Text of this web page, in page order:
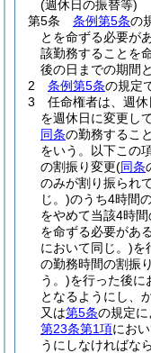
(週休日の振替等)
第5条
条例第5条の
とを命ずる必要が
該勤務することを
後の日までの期間
2
条例第5条の規定
3
任命権者は、週
を週休日に変更し
同条の勤務するこ
をいう。以下この
の割振り変更(同条
のみが割り振られ
じ。)のうち4時間
をやめて当該4時
を命ずる必要があ
において同じ。)を
の勤務時間の割振
う。)を行った後に
となるようにし、
又は第5条の規定に
第23条第1項にお
うにしなければな